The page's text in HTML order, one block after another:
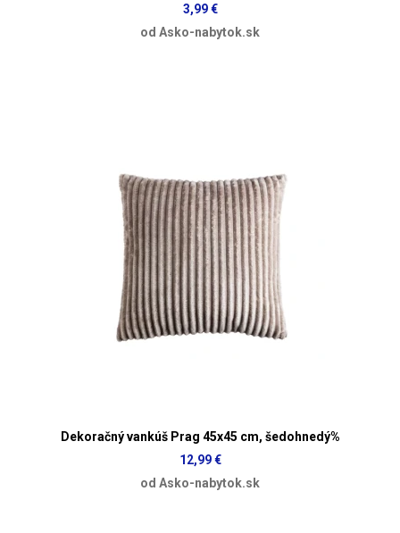
3,99 €
od Asko-nabytok.sk
Dekoračný vankúš Prag 45x45 cm, šedohnedý%
12,99 €
od Asko-nabytok.sk